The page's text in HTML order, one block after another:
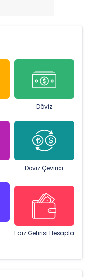
Döviz
Döviz Çevirici
Faiz Getirisi Hesapla